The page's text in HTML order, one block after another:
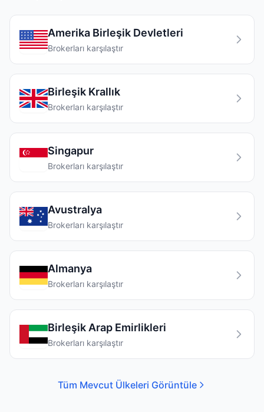
Amerika Birleşik Devletleri
Brokerları karşılaştır
Birleşik Krallık
Brokerları karşılaştır
Singapur
Brokerları karşılaştır
Avustralya
Brokerları karşılaştır
Almanya
Brokerları karşılaştır
Birleşik Arap Emirlikleri
Brokerları karşılaştır
Tüm Mevcut Ülkeleri Görüntüle